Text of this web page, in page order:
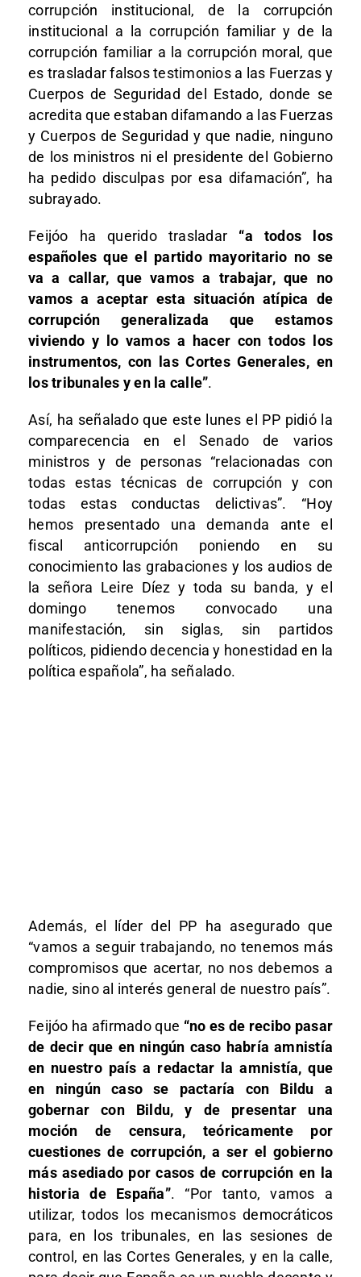
corrupción institucional, de la corrupción
institucional a la corrupción familiar y de la
corrupción familiar a la corrupción moral, que
es trasladar falsos testimonios a las Fuerzas y
Cuerpos de Seguridad del Estado, donde se
acredita que estaban difamando a las Fuerzas
y Cuerpos de Seguridad y que nadie, ninguno
de los ministros ni el presidente del Gobierno
ha pedido disculpas por esa difamación”, ha
subrayado.
Feijóo ha querido trasladar “a todos los
españoles que el partido mayoritario no se
va a callar, que vamos a trabajar, que no
vamos a aceptar esta situación atípica de
corrupción generalizada que estamos
viviendo y lo vamos a hacer con todos los
instrumentos, con las Cortes Generales, en
los tribunales y en la calle”.
Así, ha señalado que este lunes el PP pidió la
comparecencia en el Senado de varios
ministros y de personas “relacionadas con
todas estas técnicas de corrupción y con
todas estas conductas delictivas”. “Hoy
hemos presentado una demanda ante el
fiscal anticorrupción poniendo en su
conocimiento las grabaciones y los audios de
la señora Leire Díez y toda su banda, y el
domingo tenemos convocado una
manifestación, sin siglas, sin partidos
políticos, pidiendo decencia y honestidad en la
política española”, ha señalado.
Además, el líder del PP ha asegurado que
“vamos a seguir trabajando, no tenemos más
compromisos que acertar, no nos debemos a
nadie, sino al interés general de nuestro país”.
Feijóo ha afirmado que “no es de recibo pasar
de decir que en ningún caso habría amnistía
en nuestro país a redactar la amnistía, que
en ningún caso se pactaría con Bildu a
gobernar con Bildu, y de presentar una
moción de censura, teóricamente por
cuestiones de corrupción, a ser el gobierno
más asediado por casos de corrupción en la
historia de España”. “Por tanto, vamos a
utilizar, todos los mecanismos democráticos
para, en los tribunales, en las sesiones de
control, en las Cortes Generales, y en la calle,